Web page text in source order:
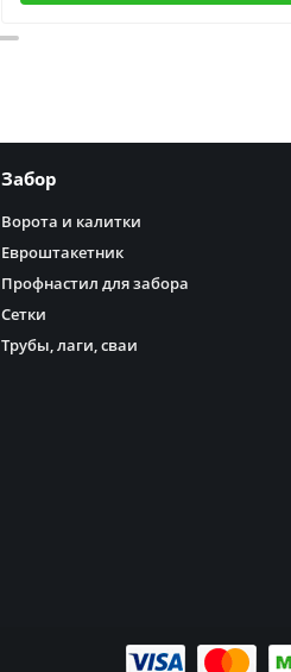
Забор
Ворота и калитки
Евроштакетник
Профнастил для забора
Сетки
Трубы, лаги, сваи